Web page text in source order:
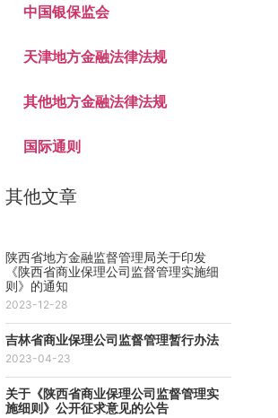
中国银保监会
天津地方金融法律法规
其他地方金融法律法规
国际通则
其他文章
陕西省地方金融监督管理局关于印发
《陕西省商业保理公司监督管理实施细
则》的通知
2023-12-28
吉林省商业保理公司监督管理暂行办法
2023-04-23
关于《陕西省商业保理公司监督管理实
施细则》公开征求意见的公告